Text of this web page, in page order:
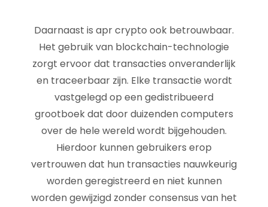
Daarnaast is apr crypto ook betrouwbaar.
Het gebruik van blockchain-technologie
zorgt ervoor dat transacties onveranderlijk
en traceerbaar zijn. Elke transactie wordt
vastgelegd op een gedistribueerd
grootboek dat door duizenden computers
over de hele wereld wordt bijgehouden.
Hierdoor kunnen gebruikers erop
vertrouwen dat hun transacties nauwkeurig
worden geregistreerd en niet kunnen
worden gewijzigd zonder consensus van het